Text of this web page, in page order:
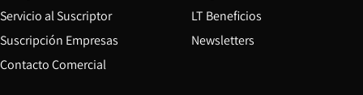
Servicio al Suscriptor
Suscripción Empresas
Contacto Comercial
LT Beneficios
Newsletters